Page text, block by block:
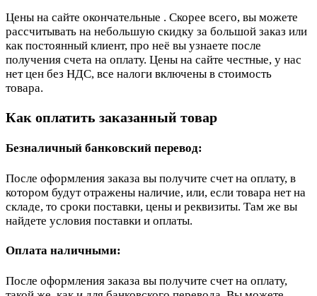
Цены на сайте окончательные . Скорее всего, вы можете
рассчитывать на небольшую скидку за большой заказ или
как постоянный клиент, про неё вы узнаете после
получения счета на оплату. Цены на сайте честные, у нас
нет цен без НДС, все налоги включены в стоимость
товара.
Как оплатить заказанный товар
Безналичный банковский перевод:
После оформления заказа вы получите счет на оплату, в
котором будут отражены наличие, или, если товара нет на
складе, то сроки поставки, цены и реквизиты. Там же вы
найдете условия поставки и оплаты.
Оплата наличными:
После оформления заказа вы получите счет на оплату,